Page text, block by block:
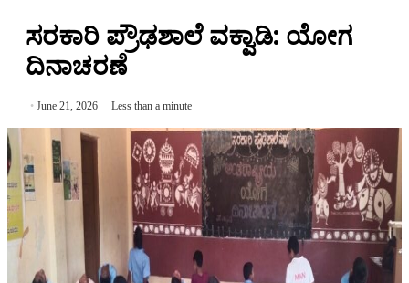
ಸರಕಾರಿ ಪ್ರೌಢಶಾಲೆ ವಕ್ವಾಡಿ: ಯೋಗ
ದಿನಾಚರಣೆ
June 21, 2026 Less than a minute